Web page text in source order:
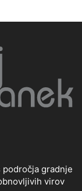
gradnje
virov